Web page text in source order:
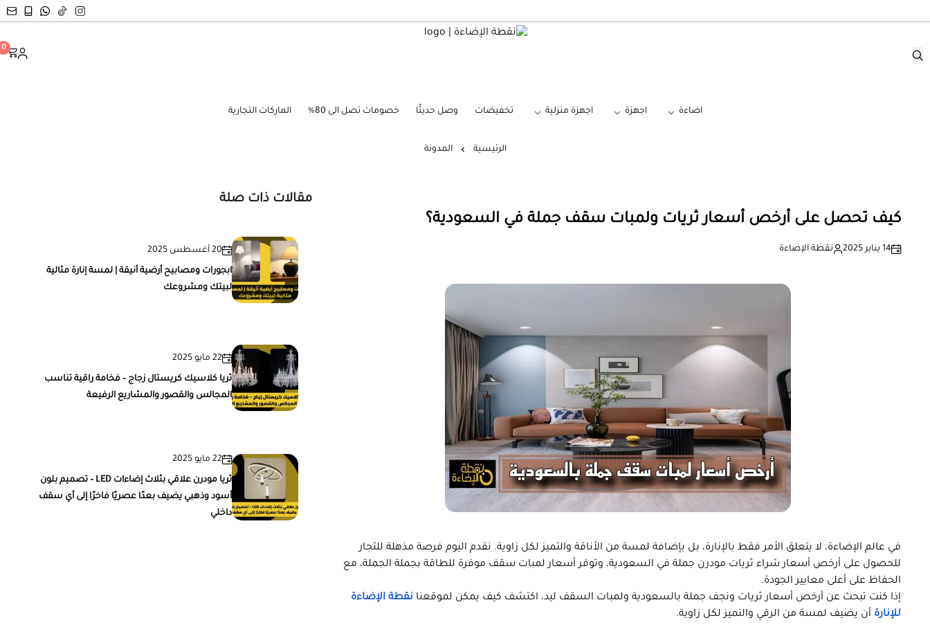
نقطة الإضاءة
0
اضاءة اجهزة اجهزة منزلية تخفيضات وصل حديثًا خصومات تصل الى 80% الماركات التجارية
الرئيسية المدونة
كيف تحصل على أرخص أسعار ثريات ولمبات سقف جملة في السعودية؟
14 يناير 2025 نقطة الإضاءة
في عالم الإضاءة، لا يتعلق الأمر فقط بالإنارة، بل بإضافة لمسة من الأناقة والتميز لكل زاوية. نقدم اليوم فرصة مذهلة للتجار
للحصول على أرخص أسعار شراء ثريات مودرن جملة في السعودية، وتوفر أسعار لمبات سقف موفرة للطاقة بجملة الجملة، مع
الحفاظ على أعلى معايير الجودة.
إذا كنت تبحث عن أرخص أسعار ثريات ونجف جملة بالسعودية ولمبات السقف ليد، اكتشف كيف يمكن لموقعنا نقطة الإضاءة
للإنارة أن يضيف لمسة من الرقي والتميز لكل زاوية.
مقالات ذات صلة
20 أغسطس 2025
ابجورات ومصابيح أرضية أنيقة | لمسة إنارة مثالية
لبيتك ومشروعك
22 مايو 2025
ثريا كلاسيك كريستال زجاج – فخامة راقية تناسب
المجالس والقصور والمشاريع الرفيعة
22 مايو 2025
ثريا مودرن علاقي بثلاث إضاءات LED – تصميم بلون
أسود وذهبي يضيف بعدًا عصريًا فاخرًا إلى أي سقف
داخلي